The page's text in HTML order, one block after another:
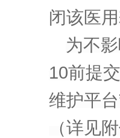
闭该医
为不
10前提
维护平
（详见